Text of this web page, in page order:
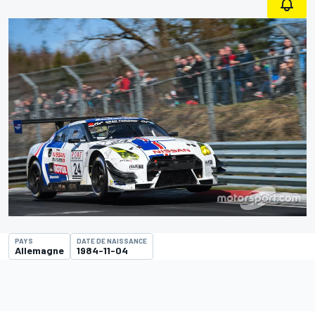
PAYS
Allemagne
DATE DE NAISSANCE
1984-11-04